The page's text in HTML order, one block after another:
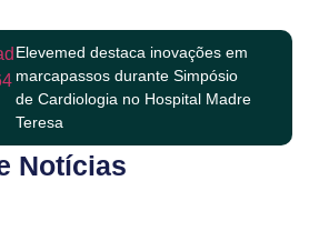
Elevemed destaca inovações em
marcapassos durante Simpósio
de Cardiologia no Hospital Madre
Teresa
Notícias